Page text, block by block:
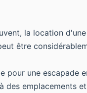
la location
être
pour une escapade
emplacements